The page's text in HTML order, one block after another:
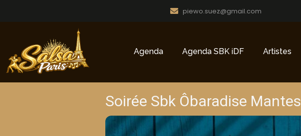
piewo.suez@gmail.com
Agenda Agenda SBK iDF Artistes
Soirée Sbk Ôbaradise Mantes